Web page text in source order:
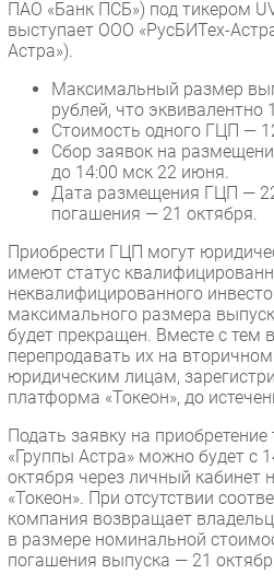
ПАО «Банк ПСБ») под тикером
выступает ООО «РусБИТех-
Астра»).
Максимальный размер
рублей, что эквивалентно
Стоимость одного ГЦП —
Сбор заявок на
до 14:00 мск 22 июня.
Дата размещения ГЦП —
погашения — 21 октября.
Приобрести ГЦП могут
имеют статус
неквалифицированного
максимального размера
будет прекращен. Вместе с тем
перепродавать их на
юридическим лицам,
платформа «Токеон», до
Подать заявку на
«Группы Астра» можно будет с
октября через личный кабинет
«Токеон». При отсутствии
компания возвращает
в размере номинальной
погашения выпуска — 21